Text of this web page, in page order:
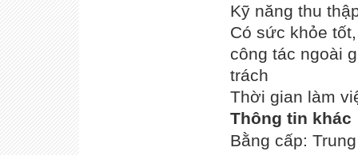
Kỹ năng thu
Có sức khỏe
công tác ngoài
trách
Thời gian làm
Thông tin khác
Bằng cấp: